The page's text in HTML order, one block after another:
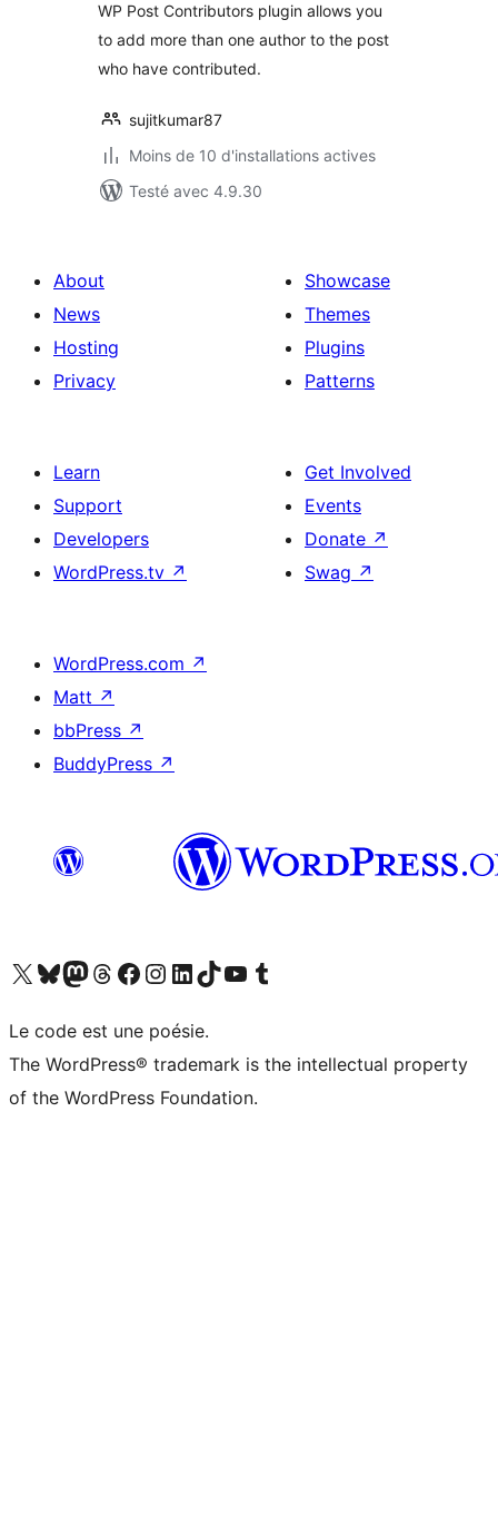
WP Post Contributors plugin allows you
to add more than one author to the post
who have contributed.
sujitkumar87
Moins de 10 d'installations actives
Testé avec 4.9.30
About
News
Hosting
Privacy
Showcase
Themes
Plugins
Patterns
Learn
Support
Developers
WordPress.tv ↗
Get Involved
Events
Donate ↗
Swag ↗
WordPress.com ↗
Matt ↗
bbPress ↗
BuddyPress ↗
Visit our X (formerly Twitter) account
Visitez notre compte Bluesky
Visit our Mastodon account
Visitez notre compte Threads
Visit our Facebook page
Visit our Instagram account
Visit our LinkedIn account
Visitez notre compte TikTok
Visit our YouTube channel
Visitez notre compte Tumblr
Le code est une poésie.
The WordPress® trademark is the intellectual property
of the WordPress Foundation.